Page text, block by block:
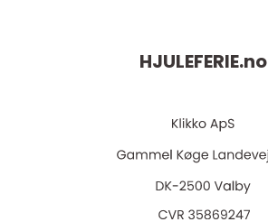
HJULEFERIE.no